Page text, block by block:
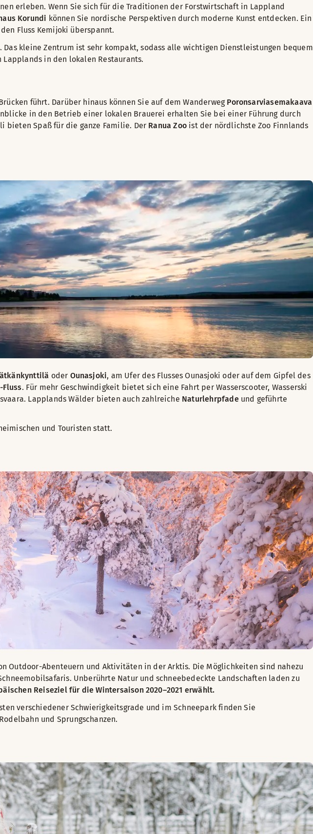
erleben. Wenn Sie sich für die Traditionen der Forstwirtschaft in Lappland
Korundi können Sie nordische Perspektiven durch moderne Kunst entdecken. Ein
Fluss Kemijoki überspannt.
kleine Zentrum ist sehr kompakt, sodass alle wichtigen Dienstleistungen bequem
in den lokalen Restaurants.
führt. Darüber hinaus können Sie auf dem Wanderweg Poronsarviasemakaava
in den Betrieb einer lokalen Brauerei erhalten Sie bei einer Führung durch
bieten Spaß für die ganze Familie. Der Ranua Zoo ist der nördlichste Zoo Finnlands
oder Ounasjoki, am Ufer des Flusses Ounasjoki oder auf dem Gipfel des
. Für mehr Geschwindigkeit bietet sich eine Fahrt per Wasserscooter, Wasserski
Lapplands Wälder bieten auch zahlreiche Naturlehrpfadeund geführte
und Touristen statt.
Abenteuern und Aktivitäten in der Arktis. Die Möglichkeiten sind nahezu
Unberührte Natur und schneebedeckte Landschaften laden zu
Reiseziel für die Wintersaison 2020–2021 erwählt.
verschiedener Schwierigkeitsgrade und im Schneepark finden Sie
und Sprungschanzen.